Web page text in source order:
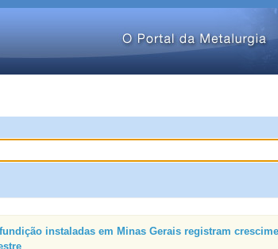
instaladas em Minas Gerais registram